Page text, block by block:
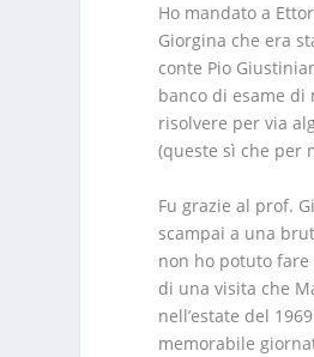
Ho mandato a
Giorgina che era
conte Pio
banco di esame
risolvere per via
(queste sì che per
Fu grazie al prof.
scampai a una
non ho potuto fare
di una visita che
nell’estate del
memorabile